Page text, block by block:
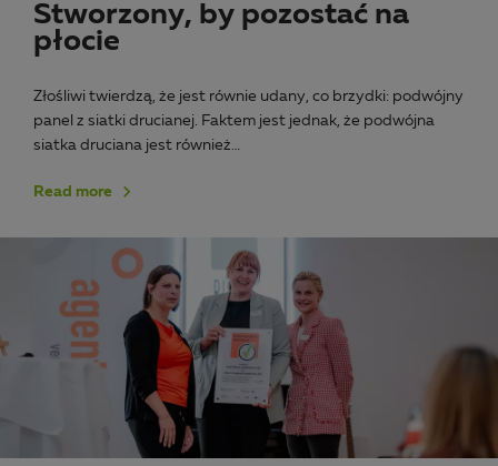
Stworzony, by pozostać na
płocie
Złośliwi twierdzą, że jest równie udany, co brzydki: podwójny
panel z siatki drucianej. Faktem jest jednak, że podwójna
siatka druciana jest również…
Read more